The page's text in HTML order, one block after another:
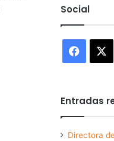
Social
Entradas
Directora